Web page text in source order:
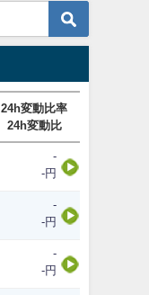
24h変動比率
24h変動比
-
-円
-
-円
-
-円